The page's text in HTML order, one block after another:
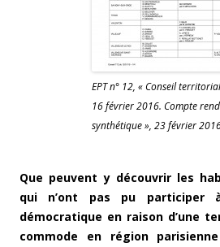
EPT n° 12, « Conseil
16 février 2016. Compte
synthétique », 23 février
Que peuvent y découvrir les
qui n’ont pas pu participer
démocratique en raison d’une
commode en région